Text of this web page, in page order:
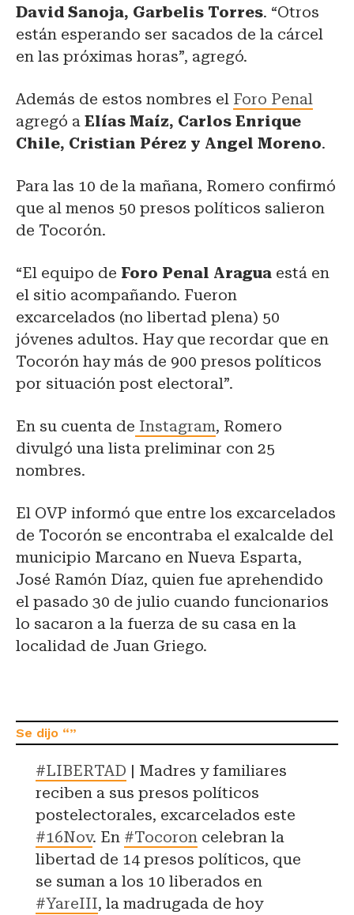
David Sanoja, Garbelis Torres. “Otros
están esperando ser sacados de la cárcel
en las próximas horas”, agregó.
Además de estos nombres el Foro Penal
agregó a Elías Maíz, Carlos Enrique
Chile, Cristian Pérez y Angel Moreno.
Para las 10 de la mañana, Romero confirmó
que al menos 50 presos políticos salieron
de Tocorón.
“El equipo de Foro Penal Aragua está en
el sitio acompañando. Fueron
excarcelados (no libertad plena) 50
jóvenes adultos. Hay que recordar que en
Tocorón hay más de 900 presos políticos
por situación post electoral”.
En su cuenta de Instagram, Romero
divulgó una lista preliminar con 25
nombres.
El OVP informó que entre los excarcelados
de Tocorón se encontraba el exalcalde del
municipio Marcano en Nueva Esparta,
José Ramón Díaz, quien fue aprehendido
el pasado 30 de julio cuando funcionarios
lo sacaron a la fuerza de su casa en la
localidad de Juan Griego.
#LIBERTAD | Madres y familiares
reciben a sus presos políticos
postelectorales, excarcelados este
#16Nov. En #Tocoron celebran la
libertad de 14 presos políticos, que
se suman a los 10 liberados en
#YareIII, la madrugada de hoy